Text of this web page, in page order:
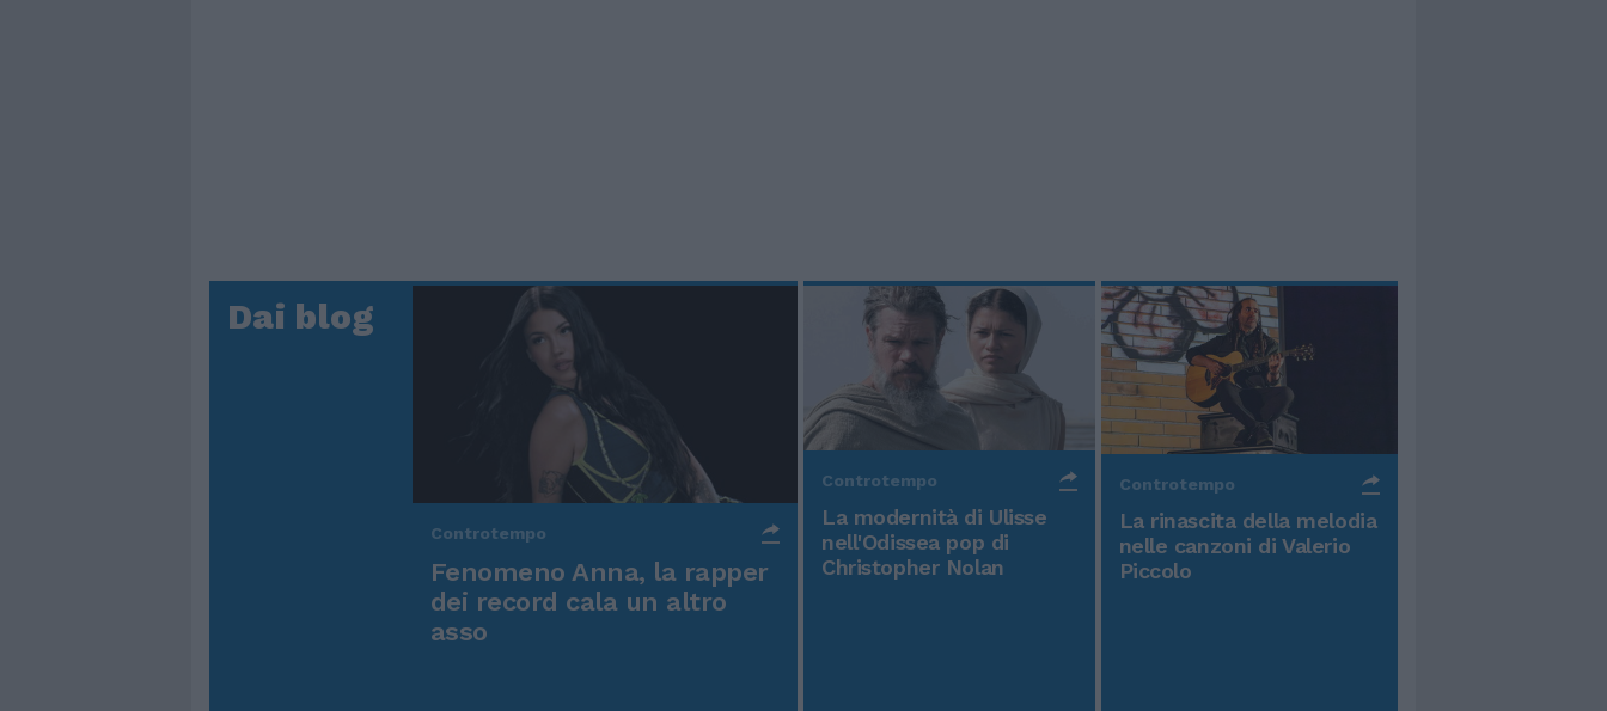
Dai blog
Controtempo
Fenomeno Anna, la rapper
dei record cala un altro
asso
Controtempo
La modernità di Ulisse
nell'Odissea pop di
Christopher Nolan
Controtempo
La rinascita della melodia
nelle canzoni di Valerio
Piccolo